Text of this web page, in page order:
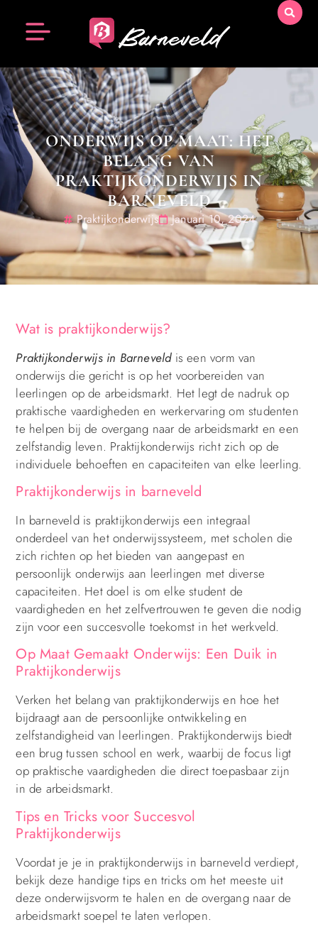
ONDERWIJS OP MAAT: HET
BELANG VAN
PRAKTIJKONDERWIJS IN
BARNEVELD
Praktijkonderwijs Januari 10, 2024
Wat is praktijkonderwijs?
Praktijkonderwijs in Barneveldis een vorm van
onderwijs die gericht is op het voorbereiden van
leerlingen op de arbeidsmarkt. Het legt de nadruk op
praktische vaardigheden en werkervaring om studenten
te helpen bij de overgang naar de arbeidsmarkt en een
zelfstandig leven. Praktijkonderwijs richt zich op de
individuele behoeften en capaciteiten van elke leerling.
Praktijkonderwijs in barneveld
In barneveld is praktijkonderwijs een integraal
onderdeel van het onderwijssysteem, met scholen die
zich richten op het bieden van aangepast en
persoonlijk onderwijs aan leerlingen met diverse
capaciteiten. Het doel is om elke student de
vaardigheden en het zelfvertrouwen te geven die nodig
zijn voor een succesvolle toekomst in het werkveld.
Op Maat Gemaakt Onderwijs: Een Duik in
Praktijkonderwijs
Verken het belang van praktijkonderwijs en hoe het
bijdraagt aan de persoonlijke ontwikkeling en
zelfstandigheid van leerlingen. Praktijkonderwijs biedt
een brug tussen school en werk, waarbij de focus ligt
op praktische vaardigheden die direct toepasbaar zijn
in de arbeidsmarkt.
Tips en Tricks voor Succesvol
Praktijkonderwijs
Voordat je je in praktijkonderwijs in barneveld verdiept,
bekijk deze handige tips en tricks om het meeste uit
deze onderwijsvorm te halen en de overgang naar de
arbeidsmarkt soepel te laten verlopen.